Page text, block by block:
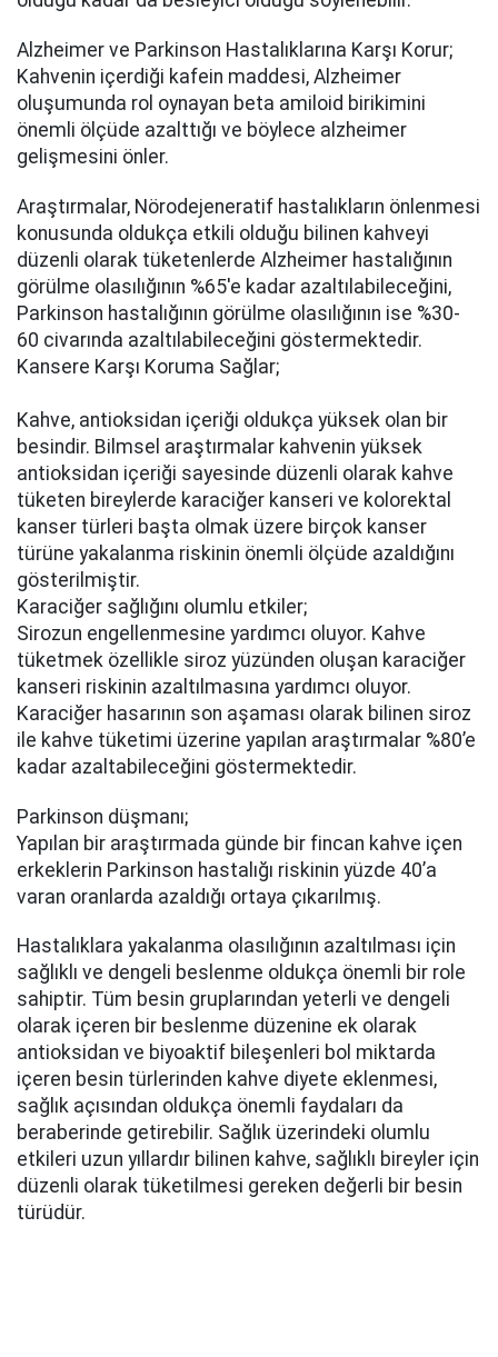
Alzheimer ve Parkinson Hastalıklarına Karşı Korur;
Kahvenin içerdiği kafein maddesi, Alzheimer
oluşumunda rol oynayan beta amiloid birikimini
önemli ölçüde azalttığı ve böylece alzheimer
gelişmesini önler.
Araştırmalar, Nörodejeneratif hastalıkların önlenmesi
konusunda oldukça etkili olduğu bilinen kahveyi
düzenli olarak tüketenlerde Alzheimer hastalığının
görülme olasılığının %65'e kadar azaltılabileceğini,
Parkinson hastalığının görülme olasılığının ise %30-
60 civarında azaltılabileceğini göstermektedir.
Kansere Karşı Koruma Sağlar;
Kahve, antioksidan içeriği oldukça yüksek olan bir
besindir. Bilmsel araştırmalar kahvenin yüksek
antioksidan içeriği sayesinde düzenli olarak kahve
tüketen bireylerde karaciğer kanseri ve kolorektal
kanser türleri başta olmak üzere birçok kanser
türüne yakalanma riskinin önemli ölçüde azaldığını
gösterilmiştir.
Karaciğer sağlığını olumlu etkiler;
Sirozun engellenmesine yardımcı oluyor. Kahve
tüketmek özellikle siroz yüzünden oluşan karaciğer
kanseri riskinin azaltılmasına yardımcı oluyor.
Karaciğer hasarının son aşaması olarak bilinen siroz
ile kahve tüketimi üzerine yapılan araştırmalar %80’e
kadar azaltabileceğini göstermektedir.
Parkinson düşmanı;
Yapılan bir araştırmada günde bir fincan kahve içen
erkeklerin Parkinson hastalığı riskinin yüzde 40’a
varan oranlarda azaldığı ortaya çıkarılmış.
Hastalıklara yakalanma olasılığının azaltılması için
sağlıklı ve dengeli beslenme oldukça önemli bir role
sahiptir. Tüm besin gruplarından yeterli ve dengeli
olarak içeren bir beslenme düzenine ek olarak
antioksidan ve biyoaktif bileşenleri bol miktarda
içeren besin türlerinden kahve diyete eklenmesi,
sağlık açısından oldukça önemli faydaları da
beraberinde getirebilir. Sağlık üzerindeki olumlu
etkileri uzun yıllardır bilinen kahve, sağlıklı bireyler için
düzenli olarak tüketilmesi gereken değerli bir besin
türüdür.